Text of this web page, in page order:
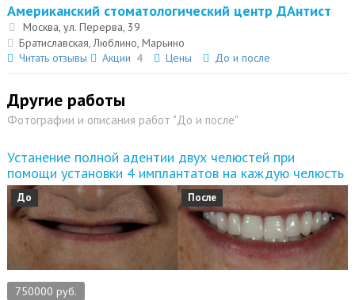
Американский стоматологический центр ДАнтист
Москва, ул. Перерва, 39
Братиславская, Люблино, Марьино
Читать отзывы
Акции 4 Цены До и после
Другие работы
Фотографии и описания работ "До и после"
Устанение полной адентии двух челюстей при
помощи установки 4 имплантатов на каждую челюсть
До После
750000 руб.